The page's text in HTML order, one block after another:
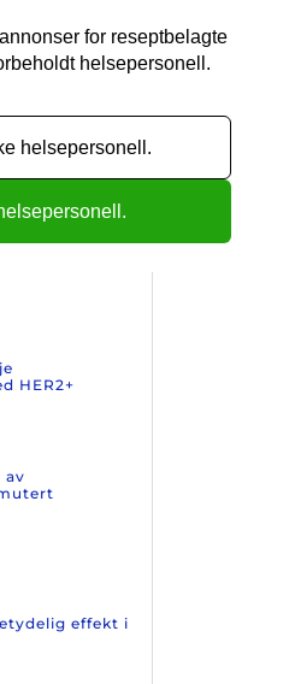
i bruk av
lovende effekt
dosen av
HER2+
av
effekt i
for reseptbelagte
helsepersonell.
helsepersonell.